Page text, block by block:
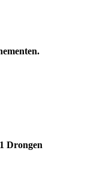
Drongen